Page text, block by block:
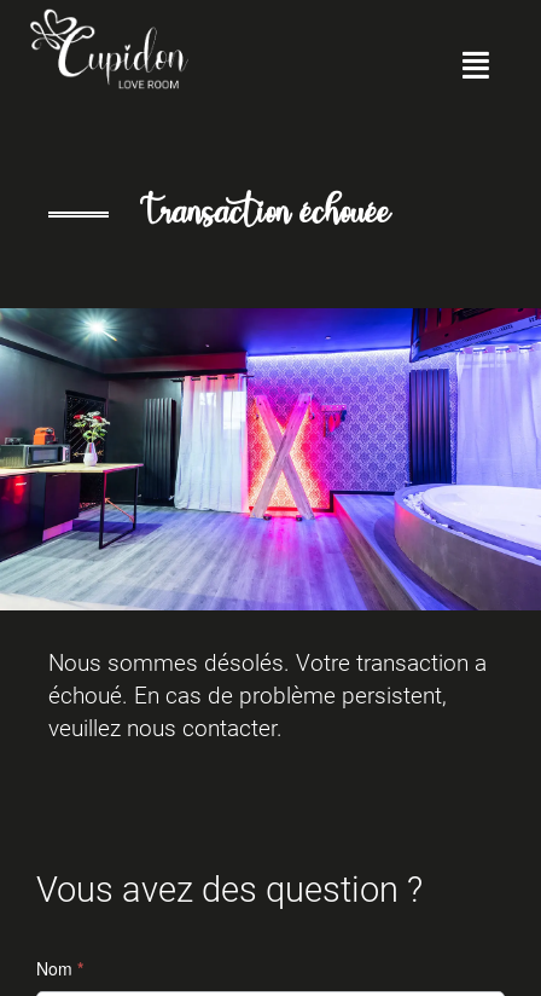
Transaction échouée
Nous sommes désolés. Votre transaction a
échoué. En cas de problème persistent,
veuillez nous contacter.
Vous avez des question ?
Nom *